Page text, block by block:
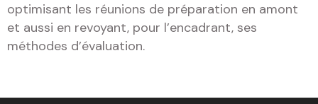
optimisant les réunions de préparation en amont
et aussi en revoyant, pour l’encadrant, ses
méthodes d’évaluation.